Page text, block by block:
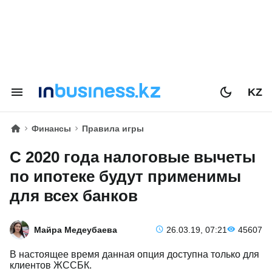
KZ
Финансы Правила игры
С 2020 года налоговые вычеты
по ипотеке будут применимы
для всех банков
Майра Медеубаева 26.03.19, 07:21 45607
В настоящее время данная опция доступна только для
клиентов ЖССБК.